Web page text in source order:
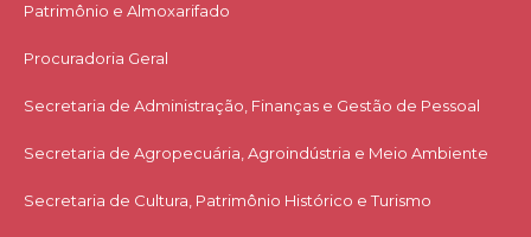
Patrimônio e Almoxarifado
Procuradoria Geral
Secretaria de Administração, Finanças e Gestão de Pessoal
Secretaria de Agropecuária, Agroindústria e Meio Ambiente
Secretaria de Cultura, Patrimônio Histórico e Turismo